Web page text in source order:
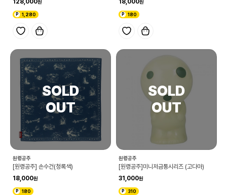
1,280 180
원령공주
[원령공주] 손수건(청록색)
18,000
180
원령공주
[원령공주]미니저금통시리즈 (고다마)
31,000
310